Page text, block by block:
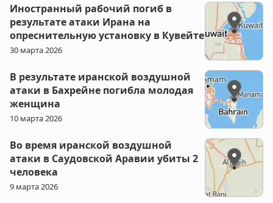
Иностранный рабочий погиб в
результате атаки Ирана на
опреснительную установку в Кувейте
30 марта 2026
В результате иранской воздушной
атаки в Бахрейне погибла молодая
женщина
10 марта 2026
Во время иранской воздушной
атаки в Саудовской Аравии убиты 2
человека
9 марта 2026